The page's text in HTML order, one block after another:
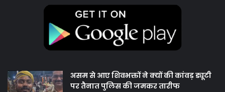
असम से आए शिवभक्तों ने क्यों की कांवड़ ड्यूटी
पर तैनात पुलिस की जमकर तारीफ